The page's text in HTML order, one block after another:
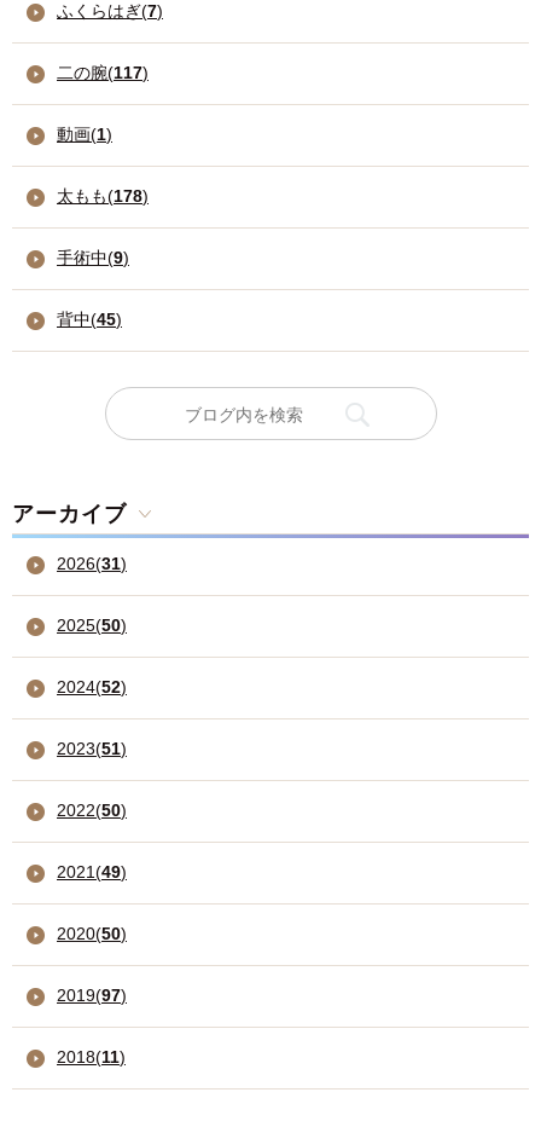
ふくらはぎ(7)
二の腕(117)
動画(1)
太もも(178)
手術中(9)
背中(45)
アーカイブ
2026(31)
2025(50)
2024(52)
2023(51)
2022(50)
2021(49)
2020(50)
2019(97)
2018(11)